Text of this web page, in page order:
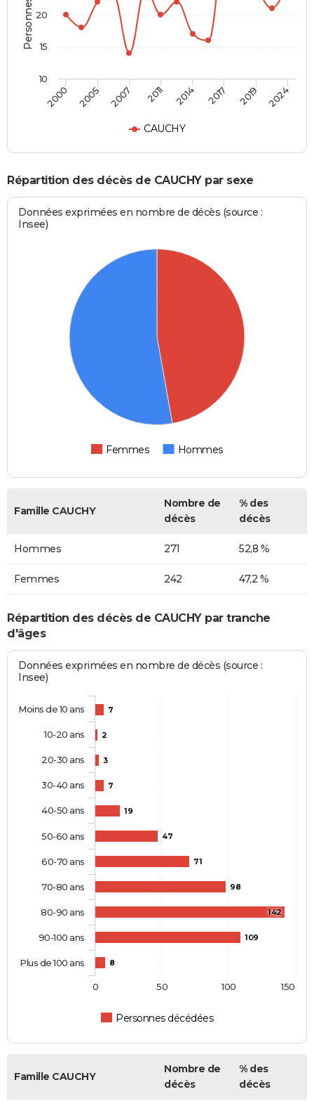
CAUCHY
2000 2005 2007 2011 2014 2017 2019 2024
10
15
20
Répartition des décès de CAUCHY par sexe
Données exprimées en nombre de décès (source :
Insee)
Femmes Hommes
Famille CAUCHY
Nombre de
décès
% des
décès
Hommes 271 52,8 %
Femmes 242 47,2 %
Répartition des décès de CAUCHY par tranche
d'âges
Données exprimées en nombre de décès (source :
Insee)
7
2
3
7
19
47
71
98
142
109
8
Personnes décédées
Moins de 10 ans
10-20 ans
20-30 ans
30-40 ans
40-50 ans
50-60 ans
60-70 ans
70-80 ans
80-90 ans
90-100 ans
Plus de 100 ans
0 50 100 150
Famille CAUCHY
Nombre de
décès
% des
décès